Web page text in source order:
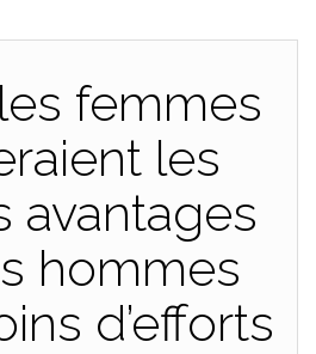
femmes
les
avantages
hommes
d’efforts